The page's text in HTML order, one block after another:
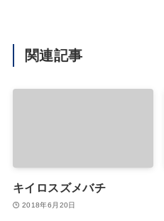
関連記事
キイロスズメバチ
2018年6月20日